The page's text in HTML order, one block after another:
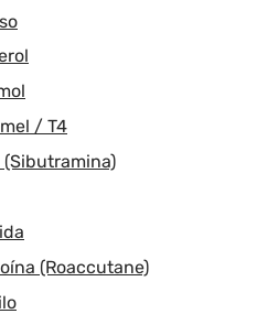
/ T4
(Roaccutane)